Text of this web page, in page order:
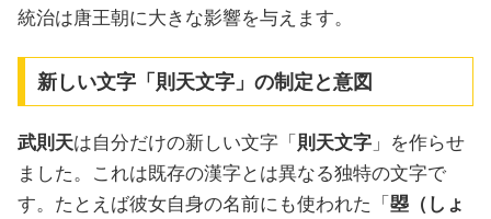
統治は唐王朝に大きな影響を与えます。
新しい文字「則天文字」の制定と意図
武則天は自分だけの新しい文字「 則天文字 」を作らせ
ました。これは既存の漢字とは異なる独特の文字で
す。たとえば彼女自身の名前にも使われた「 曌（しょ